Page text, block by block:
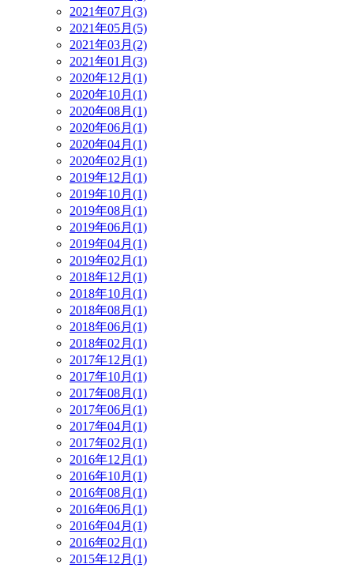
2021年07月(3)
2021年05月(5)
2021年03月(2)
2021年01月(3)
2020年12月(1)
2020年10月(1)
2020年08月(1)
2020年06月(1)
2020年04月(1)
2020年02月(1)
2019年12月(1)
2019年10月(1)
2019年08月(1)
2019年06月(1)
2019年04月(1)
2019年02月(1)
2018年12月(1)
2018年10月(1)
2018年08月(1)
2018年06月(1)
2018年02月(1)
2017年12月(1)
2017年10月(1)
2017年08月(1)
2017年06月(1)
2017年04月(1)
2017年02月(1)
2016年12月(1)
2016年10月(1)
2016年08月(1)
2016年06月(1)
2016年04月(1)
2016年02月(1)
2015年12月(1)